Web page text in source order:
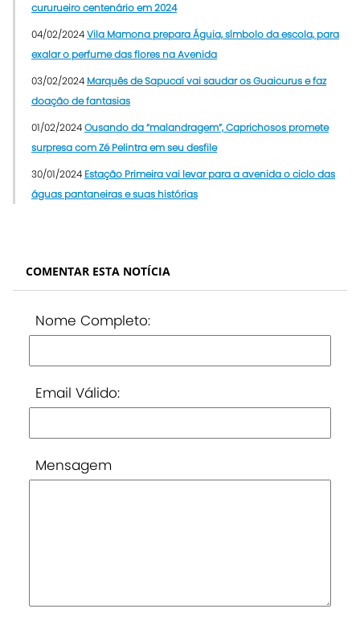
cururueiro centenário em 2024
04/02/2024Vila Mamona prepara Águia, símbolo da escola, para
exalar o perfume das flores na Avenida
03/02/2024 Marquês de Sapucaí vai saudar os Guaicurus e faz
doação de fantasias
01/02/2024Ousando da “malandragem”, Caprichosos promete
surpresa com Zé Pelintra em seu desfile
30/01/2024 Estação Primeira vai levar para a avenida o ciclo das
águas pantaneiras e suas histórias
COMENTAR ESTA NOTÍCIA
Nome Completo:
Email Válido:
Mensagem